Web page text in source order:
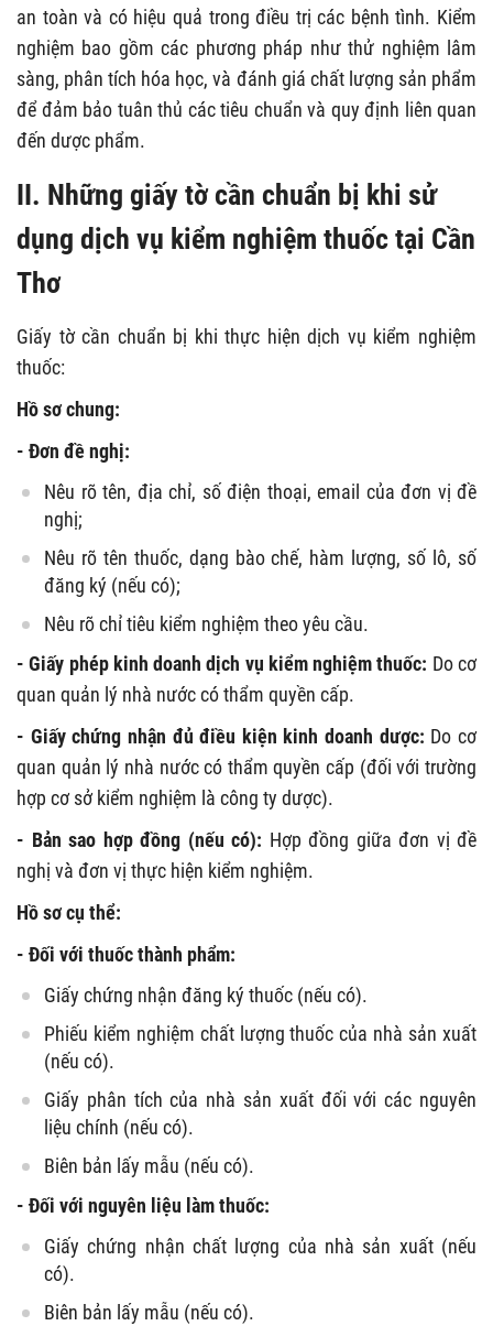
an toàn và có hiệu quả trong điều trị các bệnh tình. Kiểm
nghiệm bao gồm các phương pháp như thử nghiệm lâm
sàng, phân tích hóa học, và đánh giá chất lượng sản phẩm
để đảm bảo tuân thủ các tiêu chuẩn và quy định liên quan
đến dược phẩm.
II. Những giấy tờ cần chuẩn bị khi sử
dụng dịch vụ kiểm nghiệm thuốc tại Cần
Thơ
Giấy tờ cần chuẩn bị khi thực hiện dịch vụ kiểm nghiệm
thuốc:
Hồ sơ chung:
- Đơn đề nghị:
Nêu rõ tên, địa chỉ, số điện thoại, email của đơn vị đề
nghị;
Nêu rõ tên thuốc, dạng bào chế, hàm lượng, số lô, số
đăng ký (nếu có);
Nêu rõ chỉ tiêu kiểm nghiệm theo yêu cầu.
- Giấy phép kinh doanh dịch vụ kiểm nghiệm thuốc: Do cơ
quan quản lý nhà nước có thẩm quyền cấp.
- Giấy chứng nhận đủ điều kiện kinh doanh dược: Do cơ
quan quản lý nhà nước có thẩm quyền cấp (đối với trường
hợp cơ sở kiểm nghiệm là công ty dược).
- Bản sao hợp đồng (nếu có): Hợp đồng giữa đơn vị đề
nghị và đơn vị thực hiện kiểm nghiệm.
Hồ sơ cụ thể:
- Đối với thuốc thành phẩm:
Giấy chứng nhận đăng ký thuốc (nếu có).
Phiếu kiểm nghiệm chất lượng thuốc của nhà sản xuất
(nếu có).
Giấy phân tích của nhà sản xuất đối với các nguyên
liệu chính (nếu có).
Biên bản lấy mẫu (nếu có).
- Đối với nguyên liệu làm thuốc:
Giấy chứng nhận chất lượng của nhà sản xuất (nếu
có).
Biên bản lấy mẫu (nếu có).